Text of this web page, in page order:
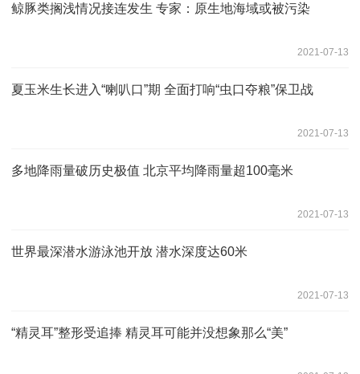
鲸豚类搁浅情况接连发生 专家：原生地海域或被污染
2021-07-13
夏玉米生长进入“喇叭口”期 全面打响“虫口夺粮”保卫战
2021-07-13
多地降雨量破历史极值 北京平均降雨量超100毫米
2021-07-13
世界最深潜水游泳池开放 潜水深度达60米
2021-07-13
“精灵耳”整形受追捧 精灵耳可能并没想象那么“美”